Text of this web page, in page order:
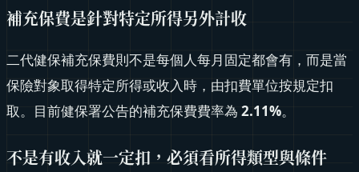
補充保費是針對特定所得另外計收
二代健保補充保費則不是每個人每月固定都會有，而是當
保險對象取得特定所得或收入時，由扣費單位按規定扣
取。目前健保署公告的補充保費費率為 2.11%。
不是有收入就一定扣，必須看所得類型與條件